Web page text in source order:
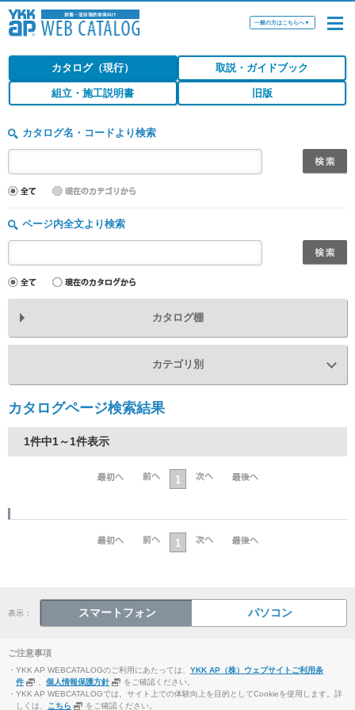
一般の方はこちらへ▼
カタログ（現行） 取説・ガイドブック
組立・施工説明書 旧版
カタログ名・コードより検索
ページ内全文より検索
カタログ棚
カテゴリ別
カタログページ検索結果
1件中1～1件表示
1
1
表示： スマートフォン パソコン
ご注意事項
・YKK AP WEBCATALOGのご利用にあたっては、 YKK AP（株）ウェブサイトご利用条
件
個人情報保護方針
をご確認ください。
・YKK AP WEBCATALOGでは、サイト上での体験向上を目的としてCookieを使用します。詳
しくは、 こちら をご確認ください。